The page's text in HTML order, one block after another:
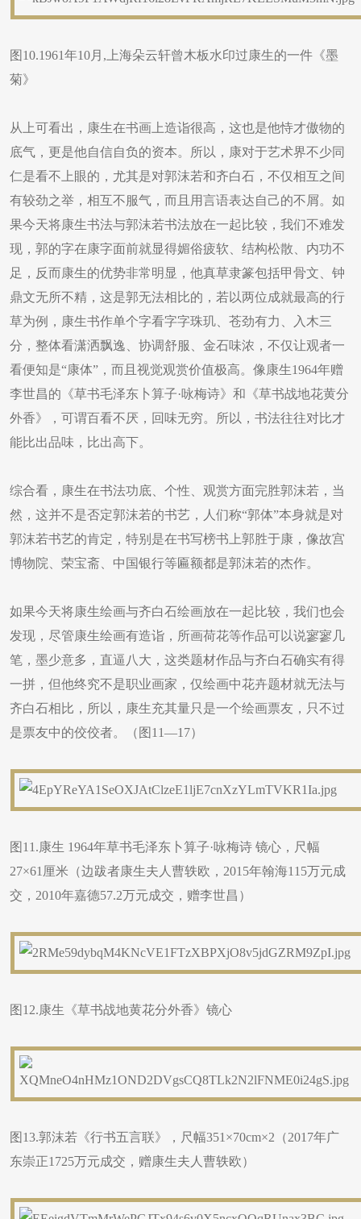
图10.1961年10月,上海朵云轩曾木板水印过康生的一件《墨
菊》
从上可看出，康生在书画上造诣很高，这也是他恃才傲物的
底气，更是他自信自负的资本。所以，康对于艺术界不少同
仁是看不上眼的，尤其是对郭沫若和齐白石，不仅相互之间
有较劲之举，相互不服气，而且用言语表达自己的不屑。如
果今天将康生书法与郭沫若书法放在一起比较，我们不难发
现，郭的字在康字面前就显得媚俗疲软、结构松散、内功不
足，反而康生的优势非常明显，他真草隶篆包括甲骨文、钟
鼎文无所不精，这是郭无法相比的，若以两位成就最高的行
草为例，康生书作单个字看字字珠玑、苍劲有力、入木三
分，整体看潇洒飘逸、协调舒服、金石味浓，不仅让观者一
看便知是“康体”，而且视觉观赏价值极高。像康生1964年赠
李世昌的《草书毛泽东卜算子·咏梅诗》和《草书战地花黄分
外香》，可谓百看不厌，回味无穷。所以，书法往往对比才
能比出品味，比出高下。
综合看，康生在书法功底、个性、观赏方面完胜郭沫若，当
然，这并不是否定郭沫若的书艺，人们称“郭体”本身就是对
郭沫若书艺的肯定，特别是在书写榜书上郭胜于康，像故宫
博物院、荣宝斋、中国银行等匾额都是郭沫若的杰作。
如果今天将康生绘画与齐白石绘画放在一起比较，我们也会
发现，尽管康生绘画有造诣，所画荷花等作品可以说寥寥几
笔，墨少意多，直逼八大，这类题材作品与齐白石确实有得
一拼，但他终究不是职业画家，仅绘画中花卉题材就无法与
齐白石相比，所以，康生充其量只是一个绘画票友，只不过
是票友中的佼佼者。（图11—17）
图11.康生 1964年草书毛泽东卜算子·咏梅诗 镜心，尺幅
27×61厘米（边跋者康生夫人曹轶欧，2015年翰海115万元成
交，2010年嘉德57.2万元成交，赠李世昌）
图12.康生《草书战地黄花分外香》镜心
图13.郭沫若《行书五言联》，尺幅351×70cm×2（2017年广
东崇正1725万元成交，赠康生夫人曹轶欧）